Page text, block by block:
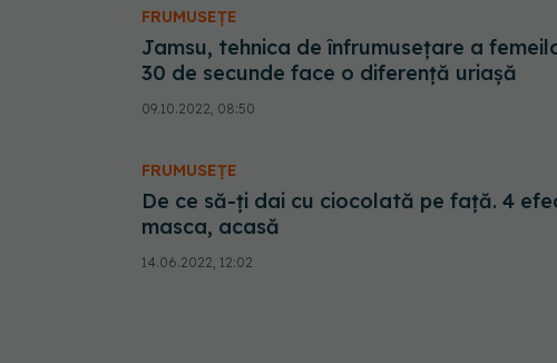
FRUMUSEȚE
Jamsu, tehnica de înfrumusețare a
30 de secunde face o diferență uriașă
09.10.2022, 08:50
FRUMUSEȚE
De ce să-ți dai cu ciocolată pe față. 4
masca, acasă
14.06.2022, 12:02